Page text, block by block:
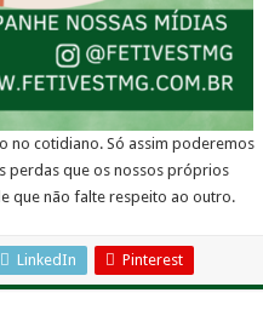
no cotidiano. Só assim poderemos
perdas que os nossos próprios
que não falte respeito ao outro.
LinkedIn Pinterest